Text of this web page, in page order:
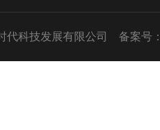
代科技发展有限公司 备案号